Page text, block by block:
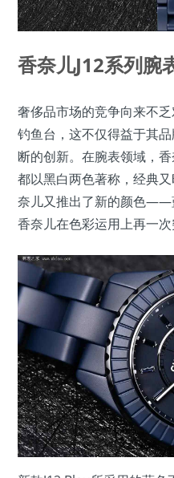
香奈儿J12系列腕
奢侈品市场的竞争向来不
钓鱼台，这不仅得益于其
断的创新。在腕表领域，
都以黑白两色著称，经典
奈儿又推出了新的颜色——
香奈儿在色彩运用上再一次